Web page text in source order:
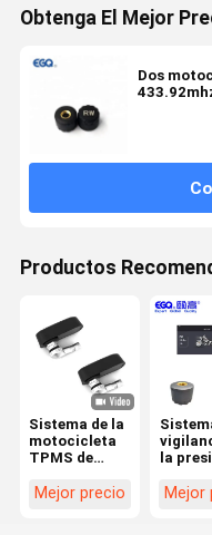
Obtenga El Mejor
Dos
Productos
Sistema de la
motocicleta
TPMS de
Mejor precio
la
laMejor